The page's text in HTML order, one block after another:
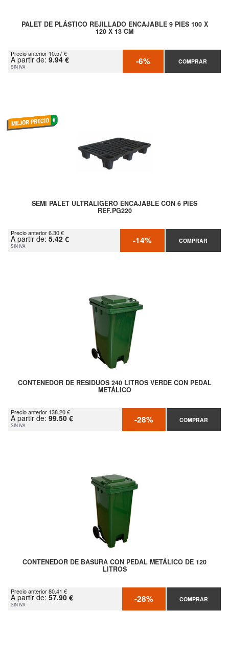
PALET DE PLÁSTICO REJILLADO ENCAJABLE 9 PIES 100 X
120 X 13 CM
Precio anterior 10.57 €
A partir de: 9.94 €
SIN IVA -6% COMPRAR
SEMI PALET ULTRALIGERO ENCAJABLE CON 6 PIES
REF.PG220
Precio anterior 6.30 €
A partir de: 5.42 €
SIN IVA -14% COMPRAR
CONTENEDOR DE RESIDUOS 240 LITROS VERDE CON PEDAL
METÁLICO
Precio anterior 138.20 €
A partir de: 99.50 €
SIN IVA -28% COMPRAR
CONTENEDOR DE BASURA CON PEDAL METÁLICO DE 120
LITROS
Precio anterior 80.41 €
A partir de: 57.90 €
SIN IVA -28% COMPRAR